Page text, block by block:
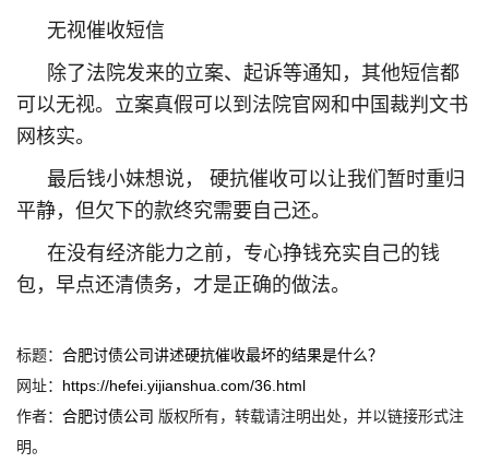
无视催收短信
除了法院发来的立案、起诉等通知，其他短信都
可以无视。立案真假可以到法院官网和中国裁判文书
网核实。
最后钱小妹想说， 硬抗催收可以让我们暂时重归
平静，但欠下的款终究需要自己还。
在没有经济能力之前，专心挣钱充实自己的钱
包，早点还清债务，才是正确的做法。
标题： 合肥讨债公司讲述硬抗催收最坏的结果是什么？
网址： https://hefei.yijianshua.com/36.html
作者： 合肥讨债公司 版权所有，转载请注明出处，并以链接形式注
明。